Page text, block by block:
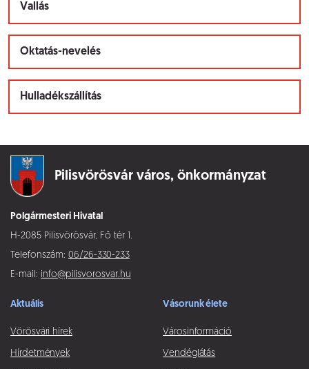
Vallás
Oktatás-nevelés
Hulladékszállítás
Pilisvörösvár város, önkormányzat
Polgármesteri Hivatal
H-2085 Pilisvörösvár, Fő tér 1.
Telefonszám: 06/26-330-233
E-mail: info@pilisvorosvar.hu
Aktuális
Vörösvári hírek
Hírdetmények
Vásorunk élete
Városinformáció
Vendéglátás